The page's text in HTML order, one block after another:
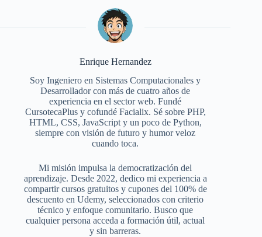
Enrique Hernandez
Soy Ingeniero en Sistemas Computacionales y
Desarrollador con más de cuatro años de
experiencia en el sector web. Fundé
CursotecaPlus y cofundé Facialix. Sé sobre PHP,
HTML, CSS, JavaScript y un poco de Python,
siempre con visión de futuro y humor veloz
cuando toca.
Mi misión impulsa la democratización del
aprendizaje. Desde 2022, dedico mi experiencia a
compartir cursos gratuitos y cupones del 100% de
descuento en Udemy, seleccionados con criterio
técnico y enfoque comunitario. Busco que
cualquier persona acceda a formación útil, actual
y sin barreras.